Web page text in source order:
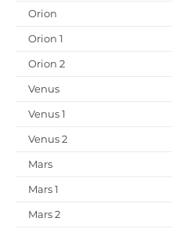
Orion
Orion 1
Orion 2
Venus
Venus 1
Venus 2
Mars
Mars 1
Mars 2